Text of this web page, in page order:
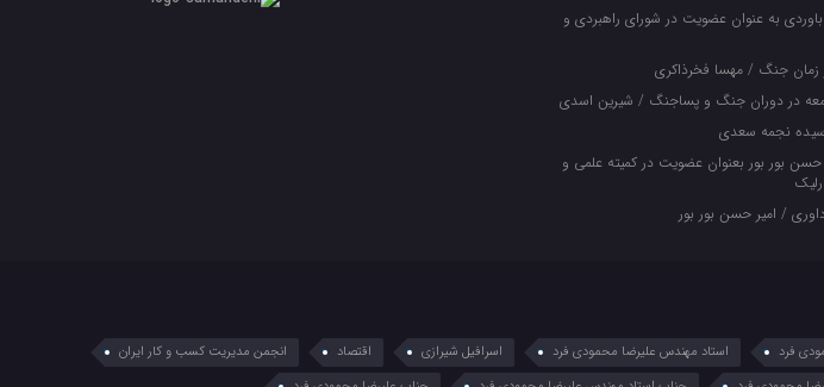
باوردی به عنوان عضویت در شورای راهبردی و
زمان جنگ / مهسا فخرذاکری
در دوران جنگ و پساجنگ / شیرین اسدی
سیده نجمه سعدی
حسن بور بور بعنوان عضویت در کمیته علمی و
/ امیر حسن بور بور
فرد استاد مهندس علیرضا محمودی فرد اسرافیل شیرازی اقتصاد
انجمن مدیریت کسب و کار ایران